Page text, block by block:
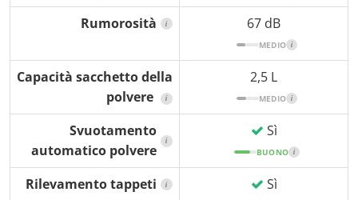
Rumorosità i 67 dB
MEDIO i
Capacità sacchetto della
polvere
i
2,5 L
MEDIO i
Svuotamento
automatico polvere
i
Sì
BUONO i
Rilevamento tappeti i Sì